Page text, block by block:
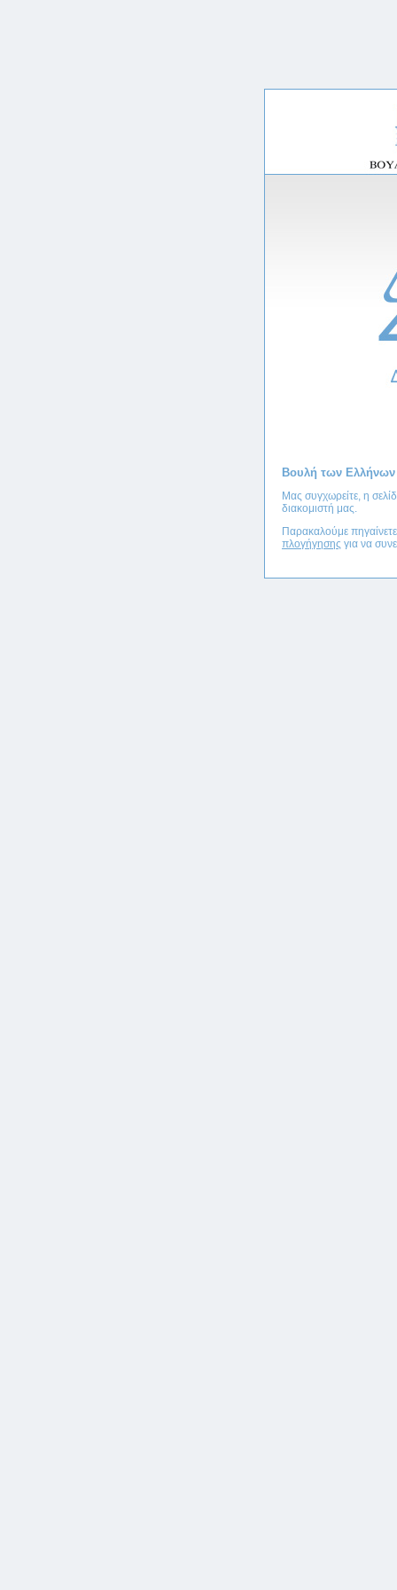
Βουλή των Ελλήνων
Μας συγχωρείτε, η
διακομιστή μας.
Παρακαλούμε
πλογήγησης για να